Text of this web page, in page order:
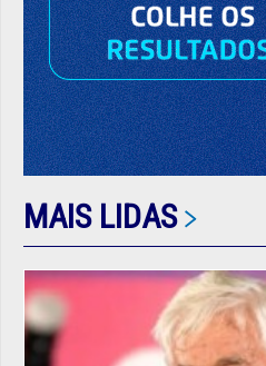
MAIS LIDAS